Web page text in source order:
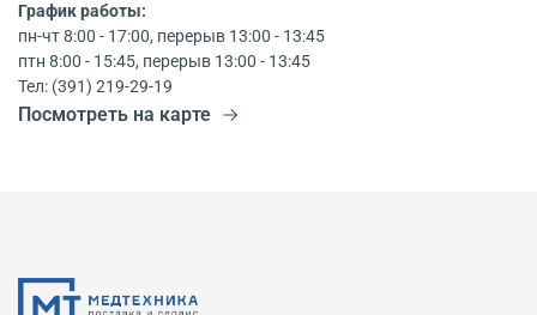
График работы:
пн-чт 8:00 - 17:00, перерыв 13:00 - 13:45
птн 8:00 - 15:45, перерыв 13:00 - 13:45
Тел: (391) 219-29-19
Посмотреть на карте